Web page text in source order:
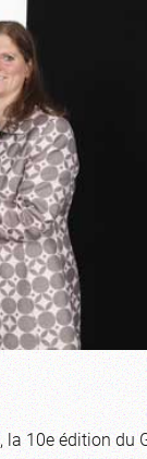
la 10e édition